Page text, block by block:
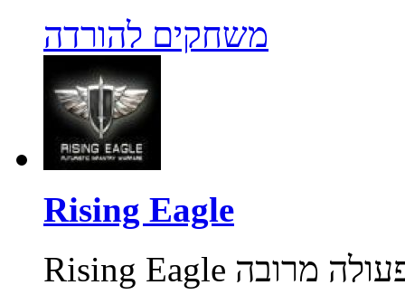
משחקים להורדה
Rising Eagle